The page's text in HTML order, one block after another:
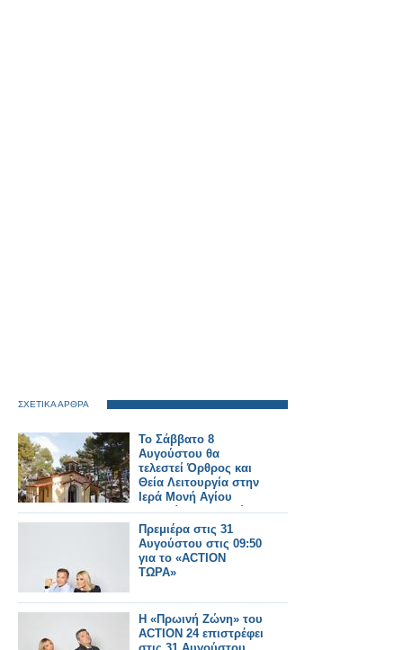
ΣΧΕΤΙΚΑ ΑΡΘΡΑ
Το Σάββατο 8
Αυγούστου θα
τελεστεί Όρθρος και
Θεία Λειτουργία στην
Ιερά Μονή Αγίου
Γεωργίου Αστακού
στις 07:00 το πρωί.
Πρεμιέρα στις 31
Αυγούστου στις 09:50
για το «ACTION
ΤΩΡΑ»
Η «Πρωινή Ζώνη» του
ACTION 24 επιστρέφει